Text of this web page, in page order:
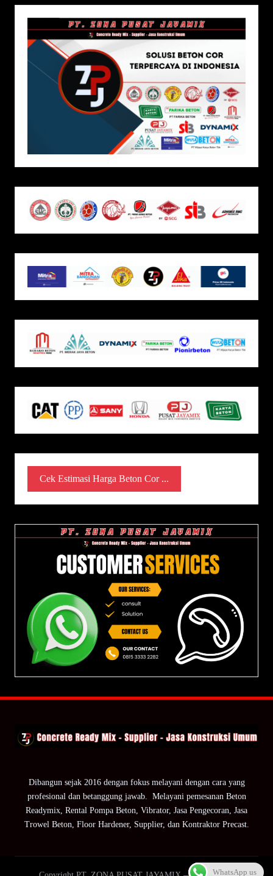
Cek Estimasi Harga Beton Cor ...
Dibangun sejak 2016 dengan fokus melayani dengan cara yang
profesional dan betanggung jawab. Melayani pemesanan Beton
Readymix, Rental Pompa Beton, Vibrator, Jasa Pengecoran, Jasa
Trowel Beton, Floor Hardener, Supplier, dan Kontraktor Precast.
WhatsApp us